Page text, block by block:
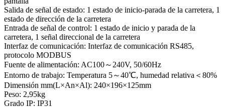
Salida de señal de estado: 1 estado de inicio-parada de la carretera, 1
estado de dirección de la carretera
Entrada de señal de control: 1 estado de inicio y parada de la
carretera, 1 señal direccional de la carretera
Interfaz de comunicación: Interfaz de comunicación RS485,
protocolo MODBUS
Fuente de alimentación: AC100～240V, 50/60Hz
Entorno de trabajo: Temperatura 5～40℃, humedad relativa＜80%
Dimensión mm(L×An×Al): 240×196×125mm
Peso: 2,95kg
Grado IP: IP31